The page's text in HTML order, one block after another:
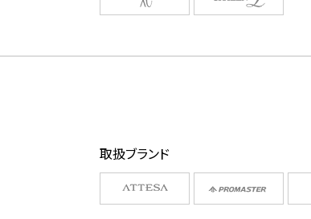
取扱ブランド